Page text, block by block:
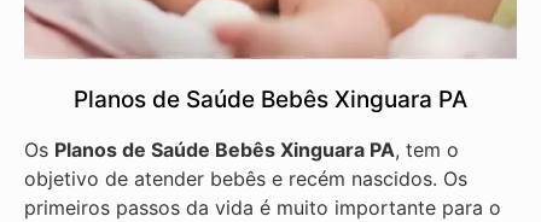
Planos de Saúde Bebês Xinguara PA
Os Planos de Saúde Bebês Xinguara PA, tem o
objetivo de atender bebês e recém nascidos. Os
primeiros passos da vida é muito importante para o